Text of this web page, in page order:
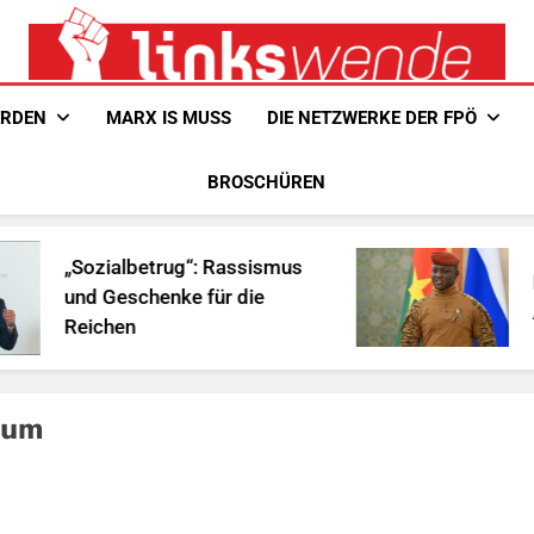
Linkswende Jetzt!
MARX IS MUSS DIE NETZWERKE DER FPÖ
BROSCHÜREN
Rassismus
Geschenke für die
Ist
Afrika?